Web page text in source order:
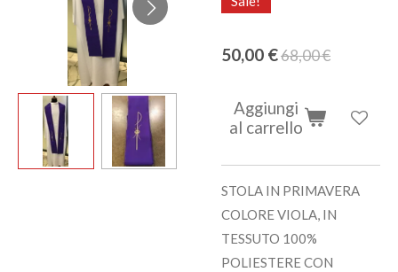
50,00 €68,00 €
Aggiungi
al carrello
STOLA IN PRIMAVERA
COLORE VIOLA, IN
TESSUTO 100%
POLIESTERE CON